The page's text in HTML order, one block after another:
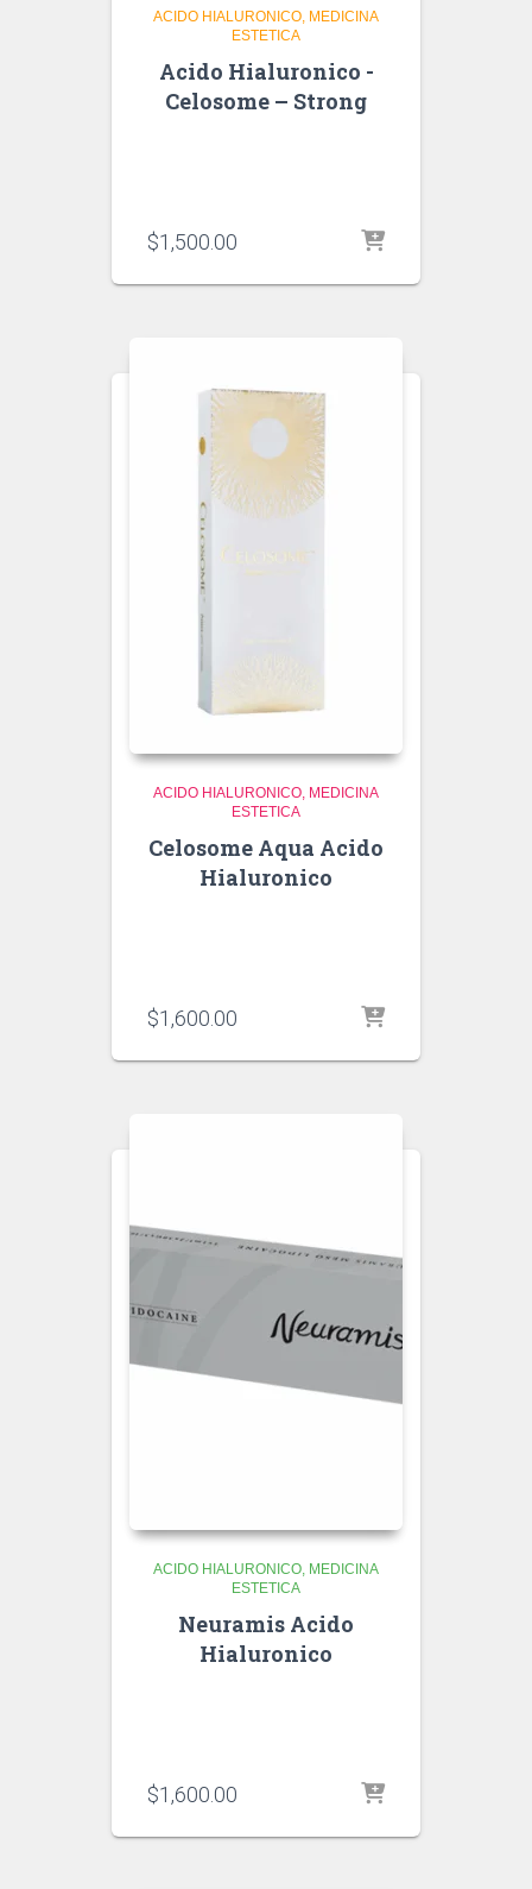
ACIDO HIALURONICO MEDICINA
ESTETICA
Acido Hialuronico -
Celosome – Strong
$1,500.00
ACIDO HIALURONICO MEDICINA
ESTETICA
Celosome Aqua Acido
Hialuronico
$1,600.00
ACIDO HIALURONICO MEDICINA
ESTETICA
Neuramis Acido
Hialuronico
$1,600.00